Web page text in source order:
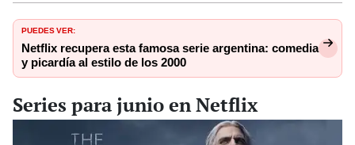
PUEDES VER:
Netflix recupera esta famosa serie argentina: comedia
y picardía al estilo de los 2000
Series para junio en Netflix